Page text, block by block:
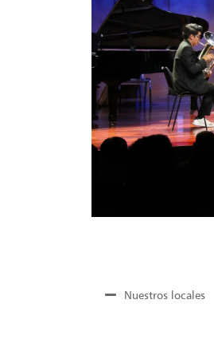
Nuestros locales